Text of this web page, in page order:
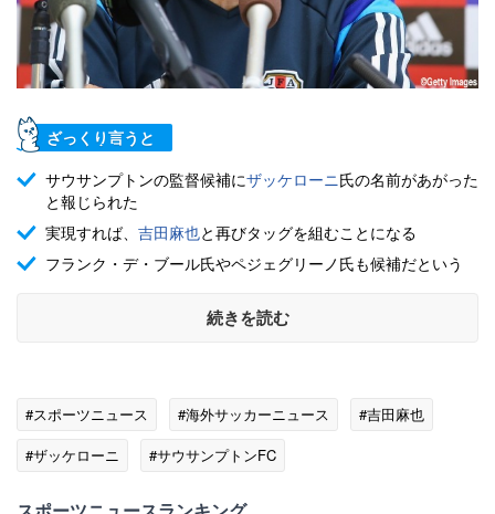
ざっくり言うと
サウサンプトンの監督候補にザッケローニ氏の名前があがった
と報じられた
実現すれば、 吉田麻也と再びタッグを組むことになる
フランク・デ・ブール氏やペジェグリーノ氏も候補だという
続きを読む
#スポーツニュース #海外サッカーニュース
#吉田麻也
#ザッケローニ
#サウサンプトンFC